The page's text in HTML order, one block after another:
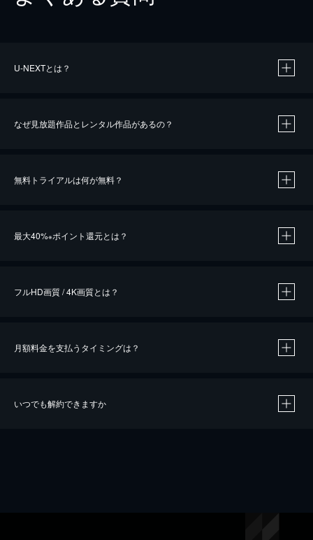
U-NEXTとは？
なぜ見放題作品とレンタル作品があるの？
無料トライアルは何が無料？
最大40%※ポイント還元とは？
※40％ポイント還元の対象は、クレジットカード決済による作品の購入 / レンタルです。
iOSアプリのUコイン決済による作品の購入 / レンタルは、20％のポイント還元です。
フルHD画質 / 4K画質とは？
月額料金を支払うタイミングは？
いつでも解約できますか